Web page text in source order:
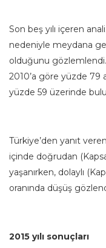
Son beş yılı içeren
nedeniyle meydana
olduğunu gözlemlendi.
2010’a göre yüzde 79
yüzde 59 üzerinde
Türkiye’den yanıt
içinde doğrudan
yaşanırken, dolaylı
oranında düşüş
2015 yılı sonuçları